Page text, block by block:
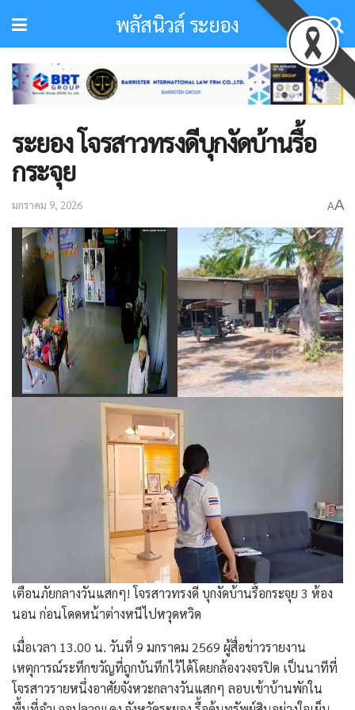
พลัสนิวส์ ระยอง
ระยอง โจรสาวทรงดีบุกงัดบ้านรื้อ
กระจุย
มกราคม 9, 2026 AA
เตือนภัยกลางวันแสกๆ! โจรสาวทรงดี บุกงัดบ้านรื้อกระจุย 3 ห้อง
นอน ก่อนโดดหน้าต่างหนีไปหวุดหวิด
เมื่อเวลา 13.00 น.​ วันที่ 9 มกราคม 2569 ผู้สื่อข่าวรายงาน
เหตุการณ์ระทึกขวัญที่ถูกบันทึกไว้ได้โดยกล้องวงจรปิด เป็นนาทีที่
โจรสาวรายหนึ่งอาศัยจังหวะกลางวันแสกๆ ลอบเข้าบ้านพักใน